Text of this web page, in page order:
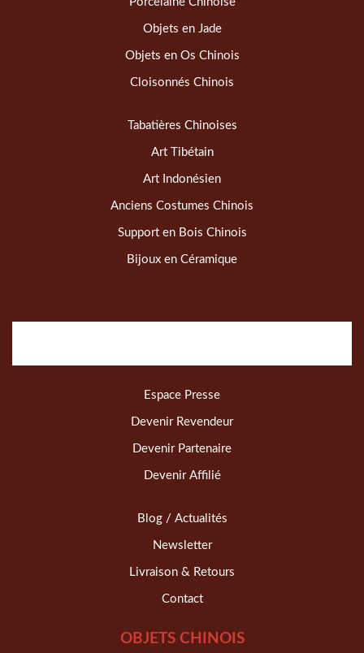
Objets en Jade
Objets en Os Chinois
Cloisonnés Chinois
Tabatières Chinoises
Art Tibétain
Art Indonésien
Anciens Costumes Chinois
Support en Bois Chinois
Bijoux en Céramique
Espace Presse
Devenir Revendeur
Devenir Partenaire
Devenir Affilié
Blog / Actualités
Newsletter
Livraison & Retours
Contact
OBJETS CHINOIS